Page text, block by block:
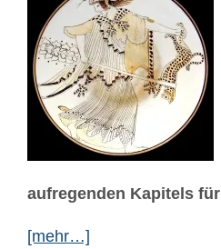
aufregenden Kapitels für
[mehr…]